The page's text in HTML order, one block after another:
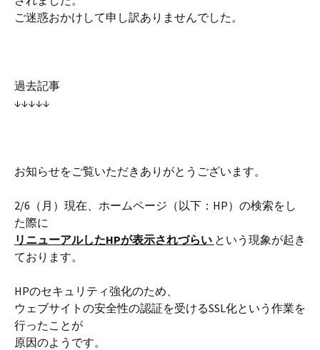
ご迷惑おかけして申し訳ありませんでした。
過去記事
↓↓↓↓↓
お知らせをご覧いただきありがとうございます。
2/6（月）現在、ホームページ（以下：HP）の検索をし
た際に
リニューアルしたHPが表示されづらい という現象が起き
ております。
HPのセキュリティ強化のため、
ウェブサイトの安全性の認証を受けるSSL化という作業を
行ったことが
原因のようです。